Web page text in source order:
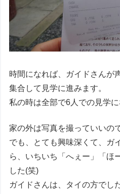
時間になれば、ガイドさんが
集合して見学に進みます。
私の時は全部で6人での見学に
家の外は写真を撮っていいの
でも、とても興味深くて、ガ
ら、いちいち「へぇー」「ほ
した(笑)
ガイドさんは、タイの方でし